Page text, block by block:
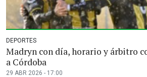
DEPORTES
Madryn con día, horario y árbitro
a Córdoba
29 ABR 2026 - 17:00